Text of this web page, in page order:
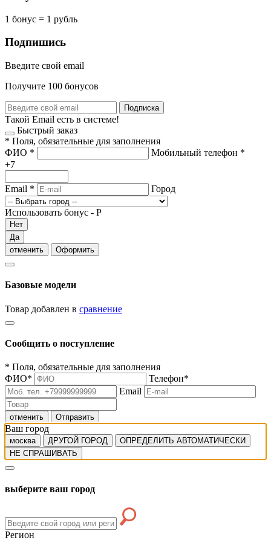
1 бонус = 1 рубль
Подпишись
Введите свой email
Получите 100 бонусов
Подписка
Такой Email есть в системе!
Быстрый заказ
* Поля, обязательные для заполнения
ФИО * Мобильный телефон *
+7
Email * Город
Использовать бонус - Р
Нет
Да
отменить
Оформить
Базовые модели
Товар добавлен в сравнение
Сообщить о поступление
* Поля, обязательные для заполнения
ФИО* Телефон*
Email
отменить Отправить
Ваш город
москва ДРУГОЙ ГОРОД
ОПРЕДЕЛИТЬ АВТОМАТИЧЕСКИ
НЕ СПРАШИВАТЬ
выберите ваш город
Регион